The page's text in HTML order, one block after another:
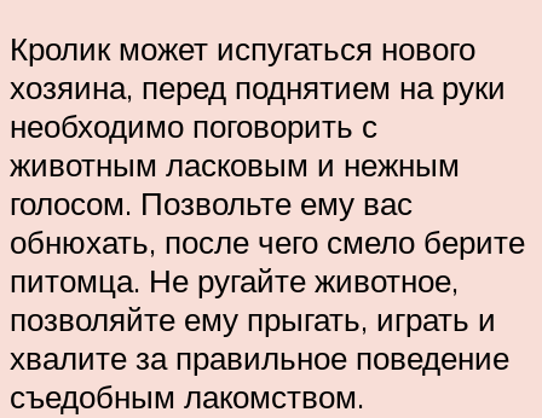
Кролик может испугаться нового
хозяина, перед поднятием на руки
необходимо поговорить с
животным ласковым и нежным
голосом. Позвольте ему вас
обнюхать, после чего смело берите
питомца. Не ругайте животное,
позволяйте ему прыгать, играть и
хвалите за правильное поведение
съедобным лакомством.